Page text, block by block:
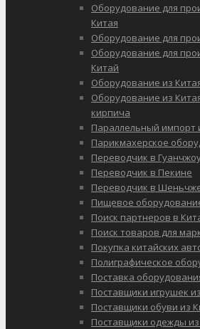
Оборудование для
Китая
Оборудование для
Оборудование для
Китай
Оборудование из
Оборудование из
кирпича
Параллельный импорт
Парикмахерское
Переводчик в
Переводчик в Пекине
Переводчик в
Пищевое
Поиск партнеров в
Поиск товаров для
Покупка китайских
Полиграфическое
Поставка
Поставщики игрушек
Поставщики обуви из
Поставщики одежды из